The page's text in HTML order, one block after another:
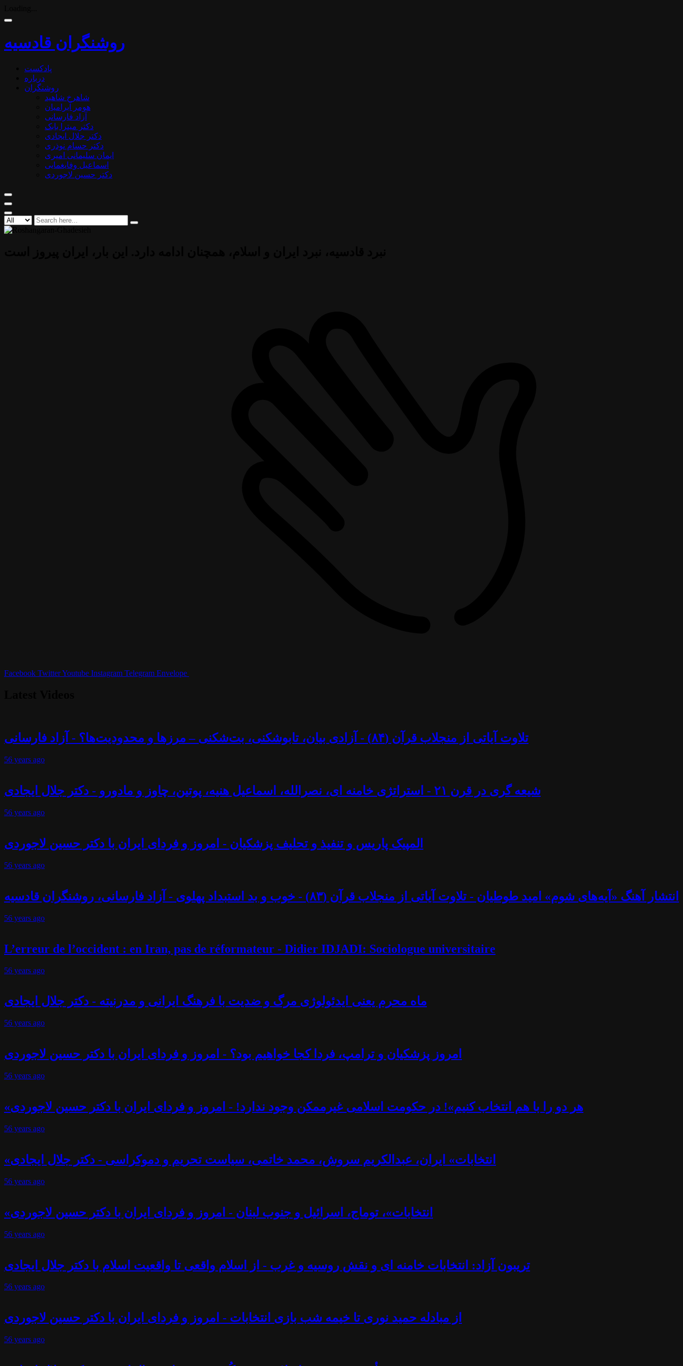
روشنگران قادسیه
پادکست
درباره
روشنگران
شاهرخ شاهید
هومر آبرامیان
آزاد فارسانی
دکتر میترا بابک
دکتر جلال ایجادی
دکتر حسام نوذری
ایمان سلیمانی امیری
اسماعیل وفایغمایی
دکتر حسین لاجوردی
Facebook TwitterYoutube Instagram Telegram Envelope
تلاوت آیاتی از منجلاب قرآن (۸۴) - آزادی بیان، تابوشکنی، بت‌شکنی – مرزها و محدودیت‌ها؟ - آزاد فارسانی
56 years ago
شیعه گری در قرن ۲۱ - استراتژی خامنه ای، نصرالله، اسماعیل هنیه، پوتین، چاوز و مادورو - دکتر جلال ایجادی
56 years ago
المپیک پاریس و تنفیذ و تحلیف پزشکیان - امروز و فردای ایران با دکتر حسین لاجوردی
56 years ago
انتشار آهنگ «آیه‌های شوم» امید طوطیان - تلاوت آیاتی از منجلاب قرآن (۸۳) - خوب و بد استبداد پهلوی - آزاد فارسانی، روشنگران قادسیه
56 years ago
L’erreur de l’occident : en Iran, pas de réformateur - Didier IDJADI: Sociologue universitaire
56 years ago
ماه محرم یعنی ایدئولوژی مرگ و ضدیت با فرهنگ ایرانی و مدرنیته - دکتر جلال ایجادی
56 years ago
امروز پزشکیان و ترامپ، فردا کجا خواهیم بود؟ - امروز و فردای ایران با دکتر حسین لاجوردی
56 years ago
«هر دو را با هم انتخاب کنیم»! در حکومت اسلامی غیرممکن وجود ندارد! - امروز و فردای ایران با دکتر حسین لاجوردی
56 years ago
«انتخابات» ایران، عبدالکریم سروش، محمد خاتمی، سیاست تحریم و دموکراسی - دکتر جلال ایجادی
56 years ago
«انتخابات»، توماج، اسرائیل و جنوب لبنان - امروز و فردای ایران با دکتر حسین لاجوردی
56 years ago
تریبون آزاد: انتخابات خامنه ای و نقش روسیه و غرب - از اسلام واقعی تا واقعیت اسلام با دکتر جلال ایجادی
56 years ago
از مبادله حمید نوری تا خیمه شب بازی انتخابات - امروز و فردای ایران با دکتر حسین لاجوردی
56 years ago